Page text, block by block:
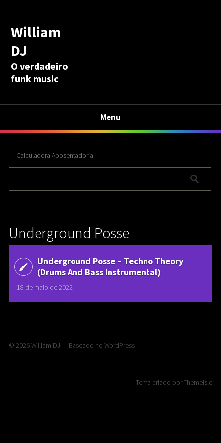
William
DJ
O verdadeiro
funk music
Menu
Calculadora Aposentadoria
Underground Posse
Underground Posse ‎– Techno Theory
(Drums And Bass Instrumental)
18 de maio de 2022
© 2026William DJ — Baseado no WordPress
Tema criado porThemeIsle